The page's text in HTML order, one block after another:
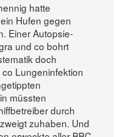
hatte
Hufen gegen
Einer Autopsie-
und co bohrt
doch
Lungeninfektion
müssten
durch
zuhaben. Und